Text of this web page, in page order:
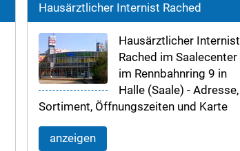
Hausärztlicher Internist Rached
Hausärztlicher Internist
Rached im Saalecenter
im Rennbahnring 9 in
Halle (Saale) - Adresse,
Sortiment, Öffnungszeiten und Karte
anzeigen